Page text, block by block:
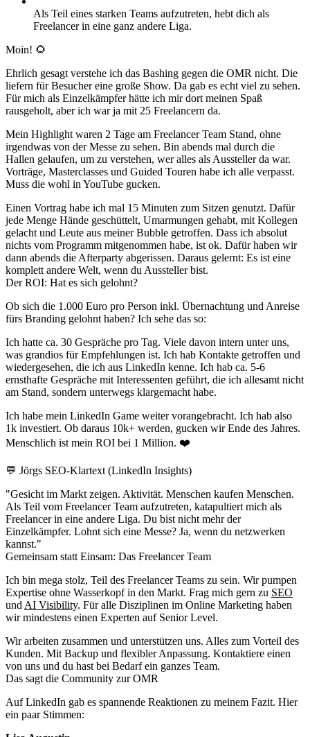
Als Teil eines starken Teams aufzutreten, hebt dich als
Freelancer in eine ganz andere Liga.
Moin! 🌻
Ehrlich gesagt verstehe ich das Bashing gegen die OMR nicht. Die
liefern für Besucher eine große Show. Da gab es echt viel zu sehen.
Für mich als Einzelkämpfer hätte ich mir dort meinen Spaß
rausgeholt, aber ich war ja mit 25 Freelancern da.
Mein Highlight waren 2 Tage am Freelancer Team Stand, ohne
irgendwas von der Messe zu sehen. Bin abends mal durch die
Hallen gelaufen, um zu verstehen, wer alles als Aussteller da war.
Vorträge, Masterclasses und Guided Touren habe ich alle verpasst.
Muss die wohl in YouTube gucken.
Einen Vortrag habe ich mal 15 Minuten zum Sitzen genutzt. Dafür
jede Menge Hände geschüttelt, Umarmungen gehabt, mit Kollegen
gelacht und Leute aus meiner Bubble getroffen. Dass ich absolut
nichts vom Programm mitgenommen habe, ist ok. Dafür haben wir
dann abends die Afterparty abgerissen. Daraus gelernt: Es ist eine
komplett andere Welt, wenn du Aussteller bist.
Der ROI: Hat es sich gelohnt?
Ob sich die 1.000 Euro pro Person inkl. Übernachtung und Anreise
fürs Branding gelohnt haben? Ich sehe das so:
Ich hatte ca. 30 Gespräche pro Tag. Viele davon intern unter uns,
was grandios für Empfehlungen ist. Ich hab Kontakte getroffen und
wiedergesehen, die ich aus LinkedIn kenne. Ich hab ca. 5-6
ernsthafte Gespräche mit Interessenten geführt, die ich allesamt nicht
am Stand, sondern unterwegs klargemacht habe.
Ich habe mein LinkedIn Game weiter vorangebracht. Ich hab also
1k investiert. Ob daraus 10k+ werden, gucken wir Ende des Jahres.
Menschlich ist mein ROI bei 1 Million. ❤️
💬 Jörgs SEO-Klartext (LinkedIn Insights)
"Gesicht im Markt zeigen. Aktivität. Menschen kaufen Menschen.
Als Teil vom Freelancer Team aufzutreten, katapultiert mich als
Freelancer in eine andere Liga. Du bist nicht mehr der
Einzelkämpfer. Lohnt sich eine Messe? Ja, wenn du netzwerken
kannst."
Gemeinsam statt Einsam: Das Freelancer Team
Ich bin mega stolz, Teil des Freelancer Teams zu sein. Wir pumpen
Expertise ohne Wasserkopf in den Markt. Frag mich gern zu SEO
und AI Visibility. Für alle Disziplinen im Online Marketing haben
wir mindestens einen Experten auf Senior Level.
Wir arbeiten zusammen und unterstützen uns. Alles zum Vorteil des
Kunden. Mit Backup und flexibler Anpassung. Kontaktiere einen
von uns und du hast bei Bedarf ein ganzes Team.
Das sagt die Community zur OMR
Auf LinkedIn gab es spannende Reaktionen zu meinem Fazit. Hier
ein paar Stimmen: